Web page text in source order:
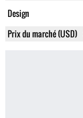
Design
Prix du marché (USD)